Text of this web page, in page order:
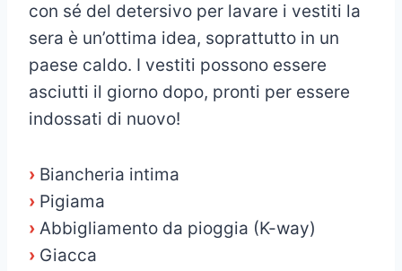
con sé del detersivo per lavare i vestiti la
sera è un’ottima idea, soprattutto in un
paese caldo. I vestiti possono essere
asciutti il giorno dopo, pronti per essere
indossati di nuovo!
› Biancheria intima
› Pigiama
› Abbigliamento da pioggia (K-way)
› Giacca